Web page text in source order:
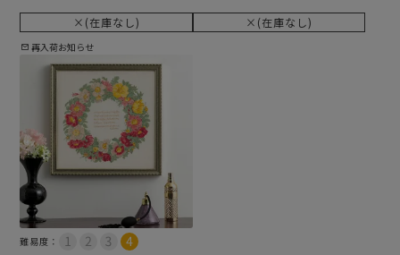
×(在庫なし)
再入荷お知らせ
×(在庫なし)
難易度：